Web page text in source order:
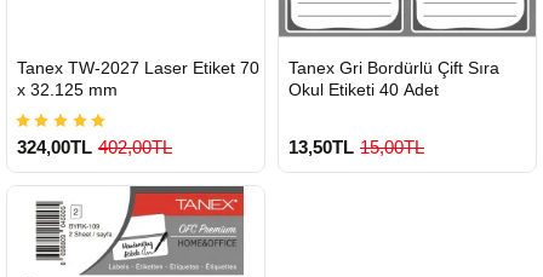
GÖNDERİ
Tanex TW-2027 Laser Etiket 70
x 32.125 mm
324,00TL 402,00TL
GÖNDERİ
Tanex Gri Bordürlü Çift Sıra
Okul Etiketi 40 Adet
13,50TL 15,00TL